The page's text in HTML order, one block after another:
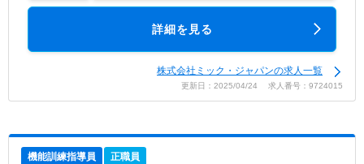
詳細を見る
株式会社ミック・ジャパンの求人一覧
更新日：2025/04/24 求人番号：9724015
機能訓練指導員 正職員